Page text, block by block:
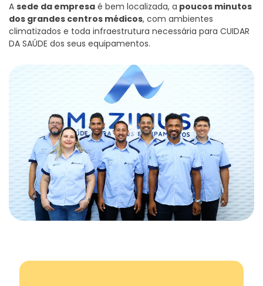
A sede da empresa é bem localizada, a poucos minutos
dos grandes centros médicos, com ambientes
climatizados e toda infraestrutura necessária para CUIDAR
DA SAÚDE dos seus equipamentos.